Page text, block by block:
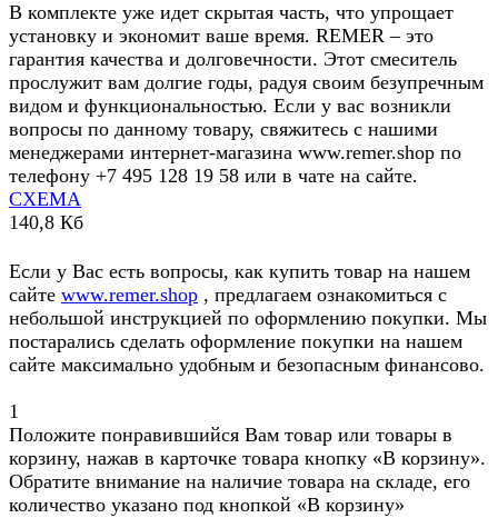
В комплекте уже идет скрытая часть, что упрощает
установку и экономит ваше время. REMER – это
гарантия качества и долговечности. Этот смеситель
прослужит вам долгие годы, радуя своим безупречным
видом и функциональностью. Если у вас возникли
вопросы по данному товару, свяжитесь с нашими
менеджерами интернет-магазина www.remer.shop по
телефону +7 495 128 19 58 или в чате на сайте.
СХЕМА
140,8 Кб
Если у Вас есть вопросы, как купить товар на нашем
сайте www.remer.shop , предлагаем ознакомиться с
небольшой инструкцией по оформлению покупки. Мы
постарались сделать оформление покупки на нашем
сайте максимально удобным и безопасным финансово.
1
Положите понравившийся Вам товар или товары в
корзину, нажав в карточке товара кнопку «В корзину».
Обратите внимание на наличие товара на складе, его
количество указано под кнопкой «В корзину»